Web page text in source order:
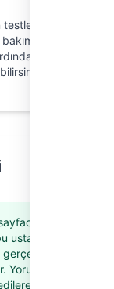
ile
ustadan
Yorumlar